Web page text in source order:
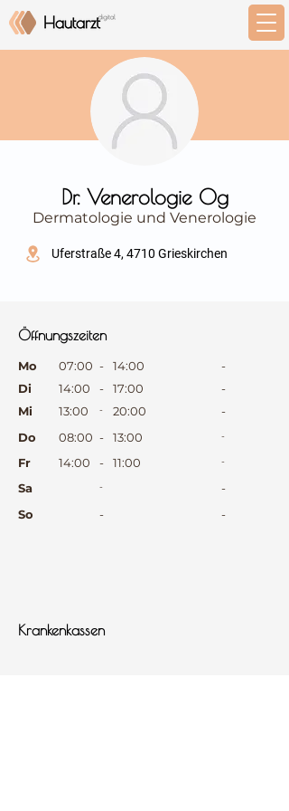
Dr. Venerologie Og
Dermatologie und Venerologie
Uferstraße 4, 4710 Grieskirchen
Öffnungszeiten
Mo
07:00 - 14:00
-
Di
14:00 - 17:00
-
Mi
13:00 - 20:00
-
Do
08:00 - 13:00 -
Fr 14:00 - 11:00 -
Sa -
-
So
-
-
Krankenkassen